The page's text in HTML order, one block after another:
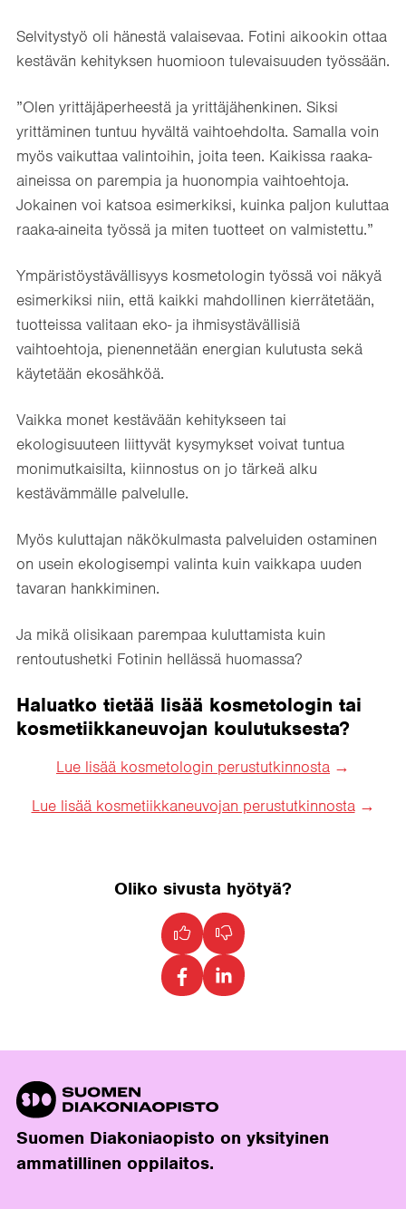
Selvitystyö oli hänestä valaisevaa. Fotini aikookin ottaa
kestävän kehityksen huomioon tulevaisuuden työssään.
”Olen yrittäjäperheestä ja yrittäjähenkinen. Siksi
yrittäminen tuntuu hyvältä vaihtoehdolta. Samalla voin
myös vaikuttaa valintoihin, joita teen. Kaikissa raaka-
aineissa on parempia ja huonompia vaihtoehtoja.
Jokainen voi katsoa esimerkiksi, kuinka paljon kuluttaa
raaka-aineita työssä ja miten tuotteet on valmistettu.”
Ympäristöystävällisyys kosmetologin työssä voi näkyä
esimerkiksi niin, että kaikki mahdollinen kierrätetään,
tuotteissa valitaan eko- ja ihmisystävällisiä
vaihtoehtoja, pienennetään energian kulutusta sekä
käytetään ekosähköä.
Vaikka monet kestävään kehitykseen tai
ekologisuuteen liittyvät kysymykset voivat tuntua
monimutkaisilta, kiinnostus on jo tärkeä alku
kestävämmälle palvelulle.
Myös kuluttajan näkökulmasta palveluiden ostaminen
on usein ekologisempi valinta kuin vaikkapa uuden
tavaran hankkiminen.
Ja mikä olisikaan parempaa kuluttamista kuin
rentoutushetki Fotinin hellässä huomassa?
Haluatko tietää lisää kosmetologin tai
kosmetiikkaneuvojan koulutuksesta?
Lue lisää kosmetologin perustutkinnosta
Lue lisää kosmetiikkaneuvojan perustutkinnosta
Oliko sivusta hyötyä?
Suomen Diakoniaopisto on yksityinen
ammatillinen oppilaitos.